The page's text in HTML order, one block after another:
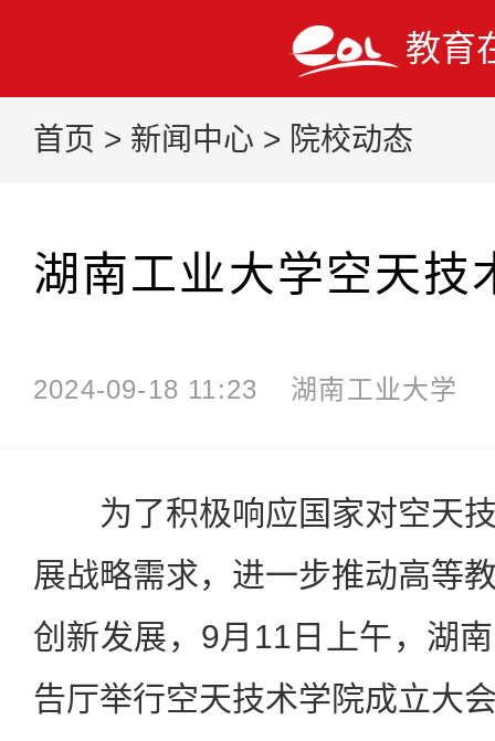
教育
首页 > 新闻中心 > 院校动态
湖南工业大学空天技
2024-09-18 11:23 湖南工业大学
为了积极响应国家对空天技
展战略需求，进一步推动高等
创新发展，9月11日上午，湖
告厅举行空天技术学院成立大